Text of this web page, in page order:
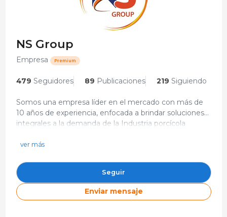
NS Group
Empresa Premium
479 Seguidores 89 Publicaciones 219 Siguiendo
Somos una empresa líder en el mercado con más de
10 años de experiencia, enfocada a brindar soluciones
integrales a la demanda de la Industria porcícola
abastecen las necesidades del mercado pecuario, cada
con el fin de ofrecer a nuestros clientes soluciones
integrales que maximicen los resultados de sus granjas.
jordi.pelegri@nsgroup.com.mx
Industrial La ReMéxico
ver más
Seguir
Enviar mensaje